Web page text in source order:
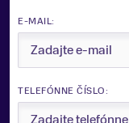
E-MAIL:
TELEFÓNNE ČÍSLO: